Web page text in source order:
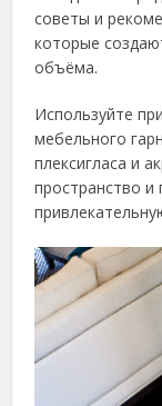
советы и
которые
объёма.
Используйте при
мебельного
плексигласа и
пространство